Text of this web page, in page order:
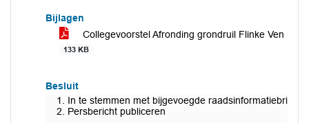
Bijlagen
Collegevoorstel Afronding grondruil Flinke Ven
133 KB
Besluit
In te stemmen met bijgevoegde raadsinformatiebrief
Persbericht publiceren